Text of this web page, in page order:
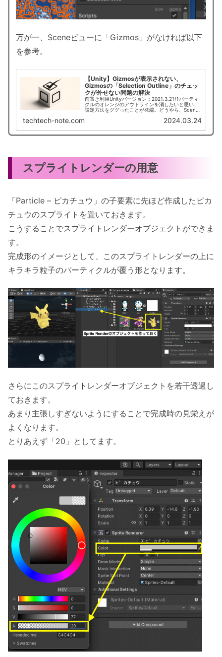
万が一、Sceneビューに「Gizmos」がなければ以下
を参考。
【Unity】Gizmosが表示されない、
Gizmosの「Selection Outline」のチェッ
クが外せない問題の解決
前置き利用Unityバージョン：2021.3.21f1パーティ
クルのオレンジのアウトラインを消したいと思い、
設定方法をググったことが発端。どうやら、Scene
techtech-note.com 2024.03.24
スプライトレンダーの用意
「Particle – ピカチュウ」の子要素に先ほど作成したピカ
チュウのスプライトを置いておきます。
こうすることでスプライトレンダーオブジェクトができま
す。
完成形のイメージとして、このスプライトレンダーの上に
キラキラ粒子のパーティクルが覆う形となります。
さらにこのスプライトレンダーオブジェクトを若干透過し
ておきます。
あまり主張しすぎないようにすることで完成時の見栄えが
よくなります。
とりあえず「20」としてます。